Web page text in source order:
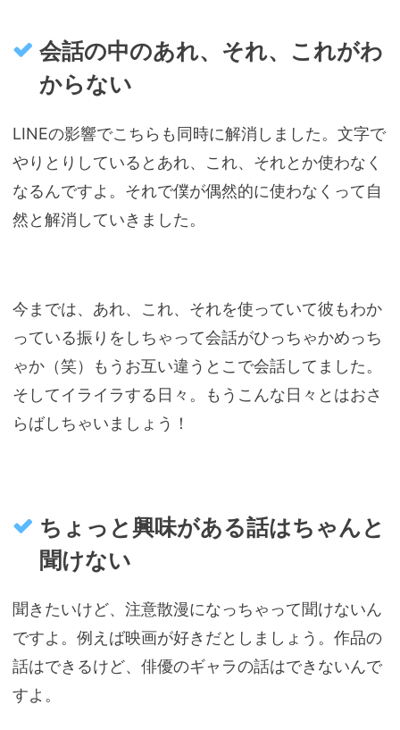
会話の中のあれ、それ、これがわ
からない
LINEの影響でこちらも同時に解消しました。文字で
やりとりしているとあれ、これ、それとか使わなく
なるんですよ。それで僕が偶然的に使わなくって自
然と解消していきました。
今までは、あれ、これ、それを使っていて彼もわか
っている振りをしちゃって会話がひっちゃかめっち
ゃか（笑）もうお互い違うとこで会話してました。
そしてイライラする日々。もうこんな日々とはおさ
らばしちゃいましょう！
ちょっと興味がある話はちゃんと
聞けない
聞きたいけど、注意散漫になっちゃって聞けないん
ですよ。例えば映画が好きだとしましょう。作品の
話はできるけど、俳優のギャラの話はできないんで
すよ。